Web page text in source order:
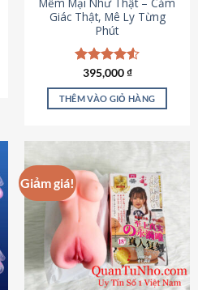
Mềm Mại Như Thật – Cảm
Giác Thật, Mê Ly Từng
Phút
Được xếp
hạng4.53
5 sao
395,000₫
THÊM VÀO GIỎ HÀNG
Giảm giá!